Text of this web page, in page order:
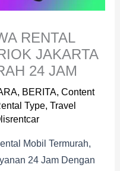
RENTAL
JAKARTA
24 JAM
, BERITA, Content
Type, Travel
Mobil Termurah,
24 Jam Dengan